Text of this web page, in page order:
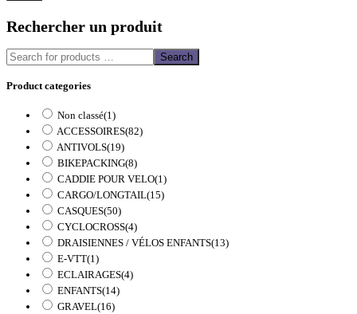
Rechercher un produit
Search
Product categories
Non classé(1)
ACCESSOIRES(82)
ANTIVOLS(19)
BIKEPACKING(8)
CADDIE POUR VELO(1)
CARGO/LONGTAIL(15)
CASQUES(50)
CYCLOCROSS(4)
DRAISIENNES / VÉLOS ENFANTS(13)
E-VTT(1)
ECLAIRAGES(4)
ENFANTS(14)
GRAVEL(16)